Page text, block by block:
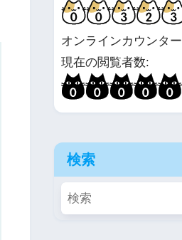
オンラインカウンター
現在の閲覧者数:
検索